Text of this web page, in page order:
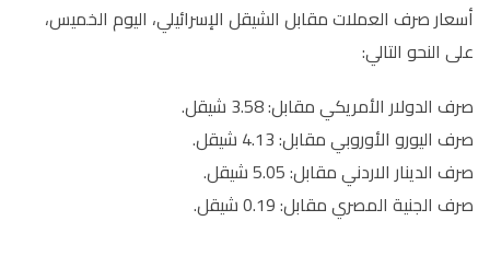
أسعار صرف العملات مقابل الشيقل الإسرائيلي، اليوم الخميس،
على النحو التالي:
صرف الدولار الأمريكي مقابل: 3.58 شيقل.
صرف اليورو الأوروبي مقابل: 4.13 شيقل.
صرف الدينار الاردني مقابل: 5.05 شيقل.
صرف الجنية المصري مقابل: 0.19 شيقل.